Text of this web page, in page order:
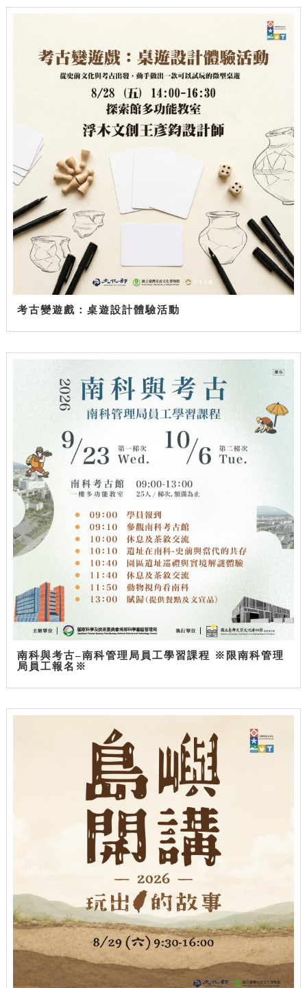
考古變遊戲：桌遊設計體驗活動
南科與考古–南科管理局員工學習課程 ※限南科管理
局員工報名※